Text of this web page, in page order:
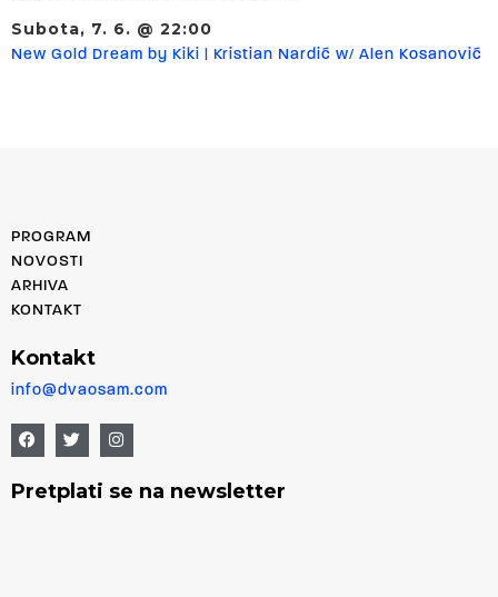
Subota, 7. 6. @ 22:00
New Gold Dream by Kiki | Kristian Nardić w/ Alen Kosanović
PROGRAM
NOVOSTI
ARHIVA
KONTAKT
Kontakt
info@dvaosam.com
Pretplati se na newsletter